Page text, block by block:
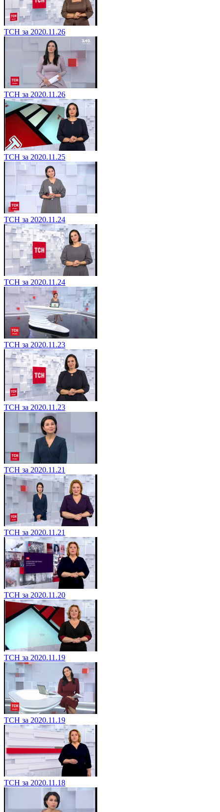
ТСН за 2020.11.26
ТСН за 2020.11.26
ТСН за 2020.11.25
ТСН за 2020.11.24
ТСН за 2020.11.24
ТСН за 2020.11.23
ТСН за 2020.11.23
ТСН за 2020.11.21
ТСН за 2020.11.21
ТСН за 2020.11.20
ТСН за 2020.11.19
ТСН за 2020.11.19
ТСН за 2020.11.18